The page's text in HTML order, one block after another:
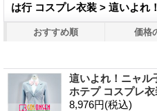
は行 コスプレ衣装 > 這いよれ
おすすめ順 価格
這いよれ！ニャル
ホテプ コスプレ
8,976円(税込)